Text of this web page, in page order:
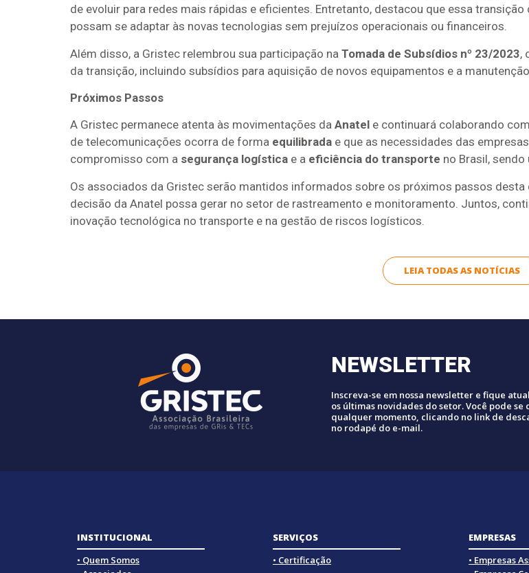
de evoluir para redes mais rápidas e eficientes. Entretanto, destacou que essa transição
possam se adaptar às novas tecnologias sem prejuízos operacionais ou financeiros.
Além disso, a Gristec relembrou sua participação na Tomada de Subsídios nº 23/2023,
da transição, incluindo subsídios para aquisição de novos equipamentos e a
Próximos Passos
A Gristec permanece atenta às movimentações da Anatel e continuará colaborando
de telecomunicações ocorra de forma equilibrada e que as necessidades das
compromisso com a segurança logística e a eficiência do transporte no Brasil,
Os associados da Gristec serão mantidos informados sobre os próximos passos
decisão da Anatel possa gerar no setor de rastreamento e monitoramento. Juntos,
inovação tecnológica no transporte e na gestão de riscos logísticos.
LEIA TODAS AS NOTÍCIAS
NEWSLETTER
Inscreva-se em nossa newsletter e fique
os últimas novidades do setor. Você pode se
qualquer momento, clicando no link de
no rodapé do e-mail.
INSTITUCIONAL
• Quem Somos
SERVIÇOS
• Certificação
EMPRESAS
• Empresas